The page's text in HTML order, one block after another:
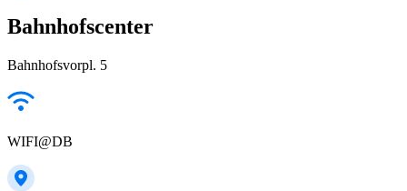
Bahnhofscenter
Bahnhofsvorpl. 5
WIFI@DB